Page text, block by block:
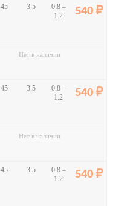
45 3.5
0.8 –
1.2
540
Нет в наличии
45 3.5
0.8 –
1.2
540
Нет в наличии
45 3.5
0.8 –
1.2
540